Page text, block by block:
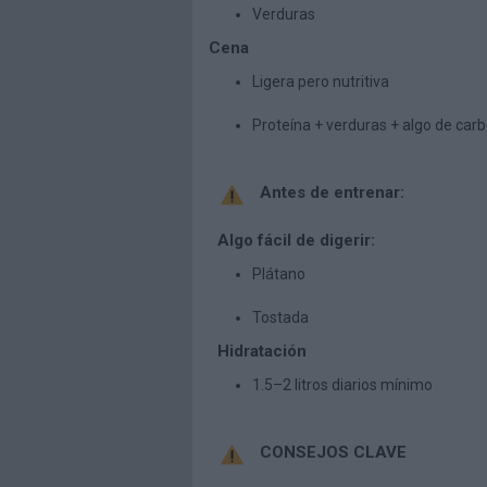
Verduras
Cena
Ligera pero nutritiva
Proteína + verduras + algo de
Antes de entrenar:
Algo fácil de digerir:
Plátano
Tostada
Hidratación
1.5–2 litros diarios mínimo
CONSEJOS CLAVE